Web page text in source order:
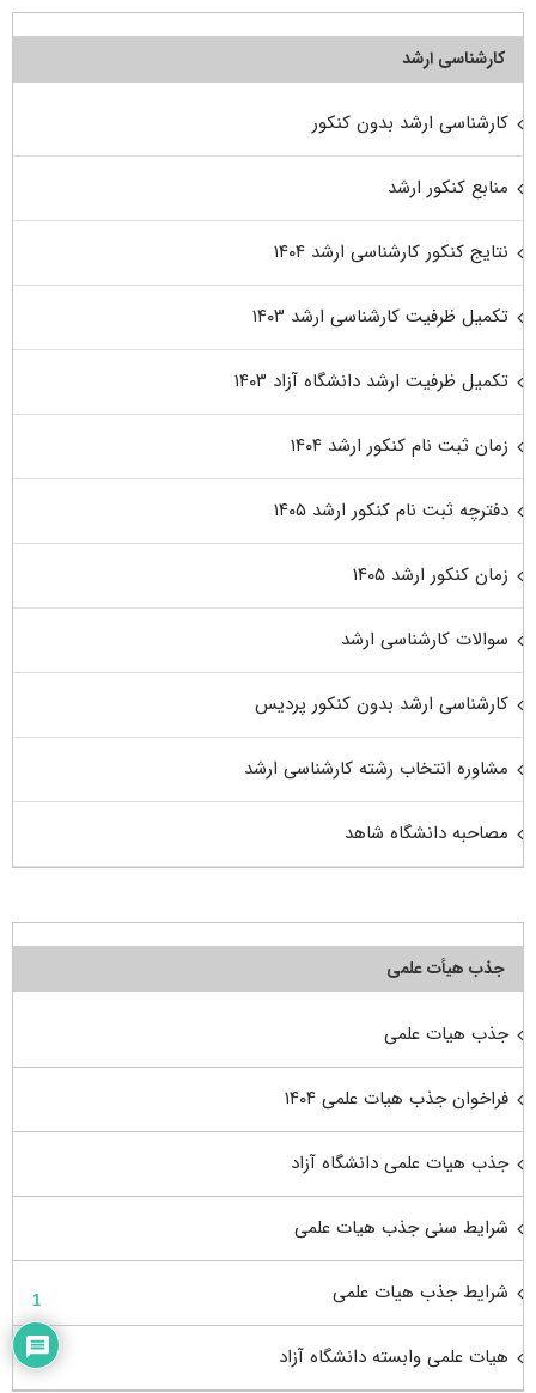
کارشناسی ارشد
کارشناسی ارشد بدون کنکور
منابع کنکور ارشد
نتایج کنکور کارشناسی ارشد ۱۴۰۴
تکمیل ظرفیت کارشناسی ارشد ۱۴۰۳
تکمیل ظرفیت ارشد دانشگاه آزاد ۱۴۰۳
زمان ثبت نام کنکور ارشد ۱۴۰۴
دفترچه ثبت نام کنکور ارشد ۱۴۰۵
زمان کنکور ارشد ۱۴۰۵
سوالات کارشناسی ارشد
کارشناسی ارشد بدون کنکور پردیس
مشاوره انتخاب رشته کارشناسی ارشد
مصاحبه دانشگاه شاهد
جذب هیأت علمی
جذب هیات علمی
فراخوان جذب هیات علمی ۱۴۰۴
جذب هیات علمی دانشگاه آزاد
شرایط سنی جذب هیات علمی
شرایط جذب هیات علمی
هیات علمی وابسته دانشگاه آزاد
1